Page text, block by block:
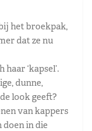
het broekpak,
dat ze nu
‘kapsel’.
dunne,
look geeft?
van kappers
in die